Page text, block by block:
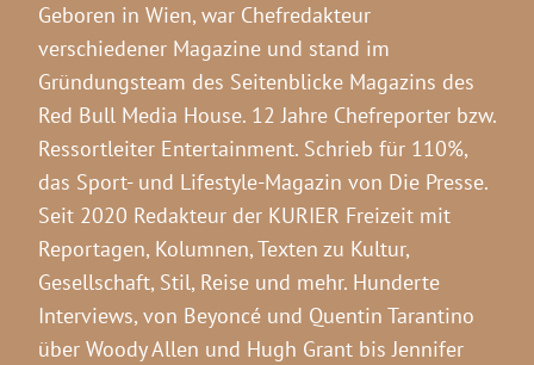
Geboren in Wien, war Chefredakteur
verschiedener Magazine und stand im
Gründungsteam des Seitenblicke Magazins des
Red Bull Media House. 12 Jahre Chefreporter bzw.
Ressortleiter Entertainment. Schrieb für 110%,
das Sport- und Lifestyle-Magazin von Die Presse.
Seit 2020 Redakteur der KURIER Freizeit mit
Reportagen, Kolumnen, Texten zu Kultur,
Gesellschaft, Stil, Reise und mehr. Hunderte
Interviews, von Beyoncé und Quentin Tarantino
über Woody Allen und Hugh Grant bis Jennifer